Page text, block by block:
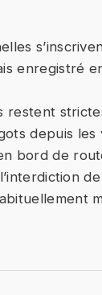
enregistré
restent
depuis
bord de